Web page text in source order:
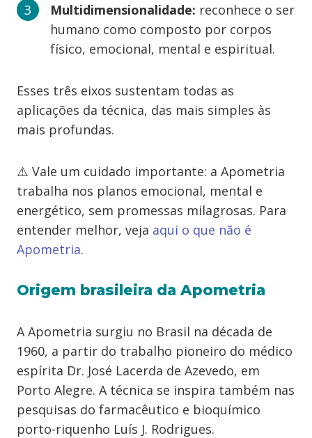
Multidimensionalidade: reconhece o ser
humano como composto por corpos
físico, emocional, mental e espiritual.
Esses três eixos sustentam todas as
aplicações da técnica, das mais simples às
mais profundas.
⚠️ Vale um cuidado importante: a Apometria
trabalha nos planos emocional, mental e
energético, sem promessas milagrosas. Para
entender melhor, veja aqui o que não é
Apometria.
Origem brasileira da Apometria
A Apometria surgiu no Brasil na década de
1960, a partir do trabalho pioneiro do médico
espírita Dr. José Lacerda de Azevedo, em
Porto Alegre. A técnica se inspira também nas
pesquisas do farmacêutico e bioquímico
porto-riquenho Luís J. Rodrigues.